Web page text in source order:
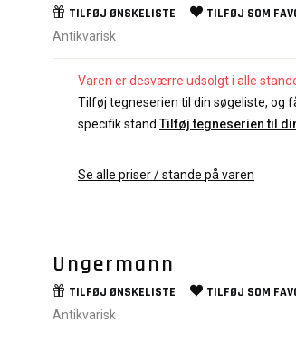
TILFØJ ØNSKELISTE TILFØJ SOM
Antikvarisk
Varen er desværre udsolgt i alle
Tilføj tegneserien til din søgeliste, og
specifik stand. Tilføj tegneserien til
Se alle priser / stande på varen
Ungermann
TILFØJ ØNSKELISTE TILFØJ SOM
Antikvarisk